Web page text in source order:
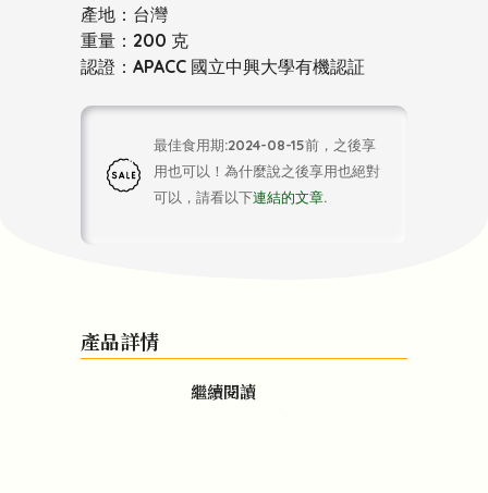
產地：台灣
重量：200 克
認證：APACC 國立中興大學有機認証
最佳食用期:2024-08-15前，之後享
用也可以！為什麼說之後享用也絕對
可以，請看以下連結的文章.
產品詳情
繼續閱讀